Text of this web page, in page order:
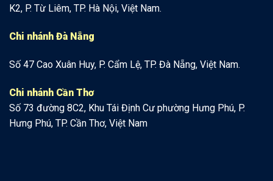
K2, P. Từ Liêm, TP. Hà Nội, Việt Nam.
Chi nhánh Đà Nẵng
Số 47 Cao Xuân Huy, P. Cẩm Lệ, TP. Đà Nẵng, Việt Nam.
Chi nhánh Cần Thơ
Số 73 đường 8C2, Khu Tái Định Cư phường Hưng Phú, P.
Hưng Phú, TP. Cần Thơ, Việt Nam